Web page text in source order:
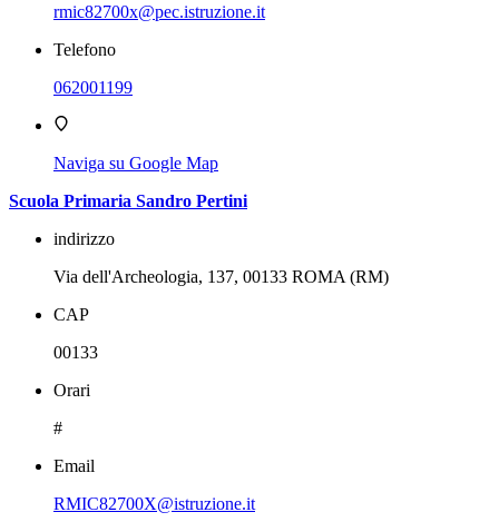
rmic82700x@pec.istruzione.it
Telefono
062001199
Naviga su Google Map
Scuola Primaria Sandro Pertini
indirizzo
Via dell'Archeologia, 137, 00133 ROMA (RM)
CAP
00133
Orari
#
Email
RMIC82700X@istruzione.it